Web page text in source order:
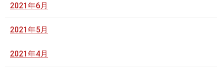
2021年6月
2021年5月
2021年4月